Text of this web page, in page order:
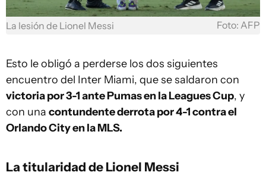
La lesión de Lionel Messi Foto: AFP
Esto le obligó a perderse los dos siguientes
encuentro del Inter Miami, que se saldaron con
victoria por 3-1 ante Pumas en la Leagues Cup, y
con una contundente derrota por 4-1 contra el
Orlando City en la MLS.
La titularidad de Lionel Messi